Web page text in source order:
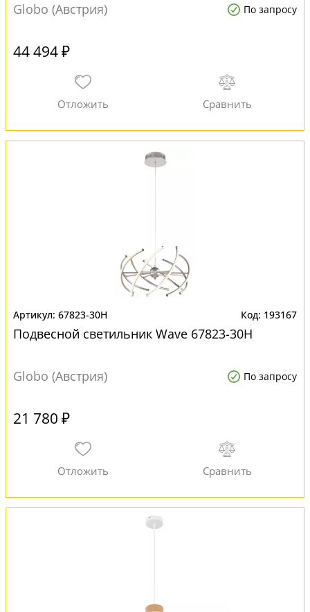
Globo (Австрия) По запросу
44 494 ₽
67823-30H 193167
Подвесной светильник Wave 67823-30H
Globo (Австрия) По запросу
21 780 ₽